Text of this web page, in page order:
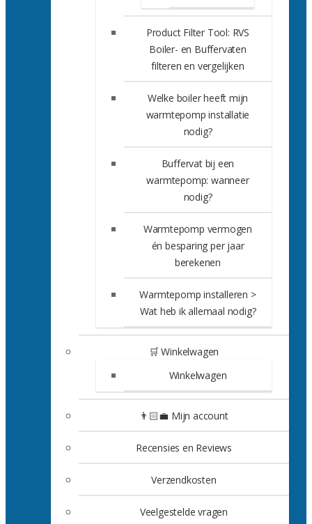
Product Filter Tool: RVS
Boiler- en Buffervaten
filteren en vergelijken
Welke boiler heeft mijn
warmtepomp installatie
nodig?
Buffervat bij een
warmtepomp: wanneer
nodig?
Warmtepomp vermogen
én besparing per jaar
berekenen
Warmtepomp installeren >
Wat heb ik allemaal nodig?
🛒 Winkelwagen
Winkelwagen
👨🏻‍💼 Mijn account
Recensies en Reviews
Verzendkosten
Veelgestelde vragen